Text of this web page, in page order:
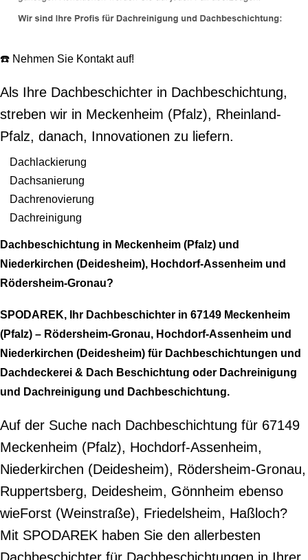
☎️ Nehmen Sie Kontakt auf!
Als Ihre Dachbeschichter in Dachbeschichtung,
streben wir in Meckenheim (Pfalz), Rheinland-
Pfalz, danach, Innovationen zu liefern.
Dachlackierung
Dachsanierung
Dachrenovierung
Dachreinigung
Dachbeschichtung in Meckenheim (Pfalz) und
Niederkirchen (Deidesheim), Hochdorf-Assenheim und
Rödersheim-Gronau?
SPODAREK, Ihr Dachbeschichter in 67149 Meckenheim
(Pfalz) – Rödersheim-Gronau, Hochdorf-Assenheim und
Niederkirchen (Deidesheim) für Dachbeschichtungen und
Dachdeckerei & Dach Beschichtung oder Dachreinigung
und Dachreinigung und Dachbeschichtung.
Auf der Suche nach Dachbeschichtung für 67149
Meckenheim (Pfalz), Hochdorf-Assenheim,
Niederkirchen (Deidesheim), Rödersheim-Gronau,
Ruppertsberg, Deidesheim, Gönnheim ebenso
wieForst (Weinstraße), Friedelsheim, Haßloch?
Mit SPODAREK haben Sie den allerbesten